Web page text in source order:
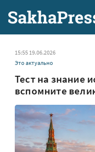
15:55 19.06.2026
Это актуально
Тест на знание
вспомните